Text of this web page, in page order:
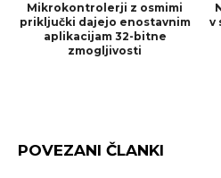
Mikrokontrolerji z osmimi
priključki dajejo enostavnim
aplikacijam 32-bitne
zmogljivosti
v
POVEZANI ČLANKI